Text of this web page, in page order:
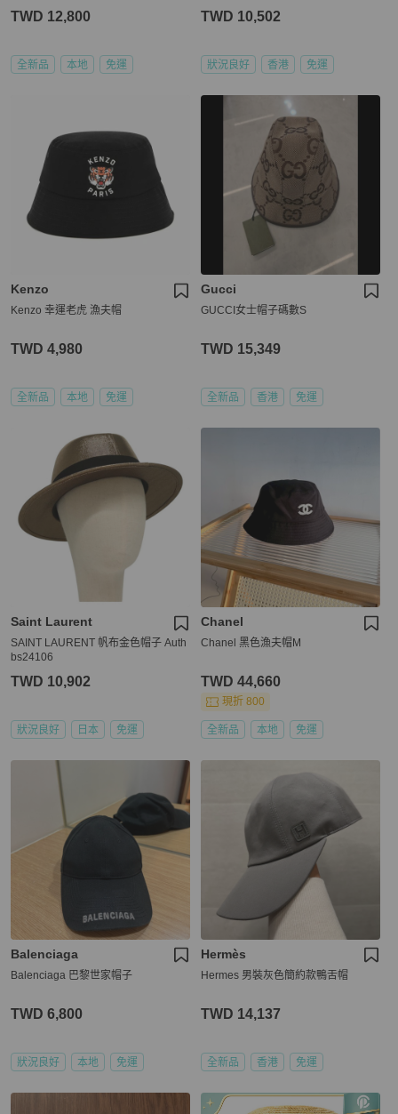
TWD 12,800
全新品 本地 免運
TWD 10,502
狀況良好 香港 免運
Kenzo
Kenzo 幸運老虎 漁夫帽
TWD 4,980
全新品 本地 免運
Gucci
GUCCI女士帽子碼數S
TWD 15,349
全新品 香港 免運
Saint Laurent
SAINT LAURENT 帆布金色帽子 Auth
bs24106
TWD 10,902
狀況良好 日本 免運
Chanel
Chanel 黑色漁夫帽M
TWD 44,660
現折 800
全新品 本地 免運
Balenciaga
Balenciaga 巴黎世家帽子
TWD 6,800
狀況良好 本地 免運
Hermès
Hermes 男裝灰色簡約款鴨舌帽
TWD 14,137
全新品 香港 免運